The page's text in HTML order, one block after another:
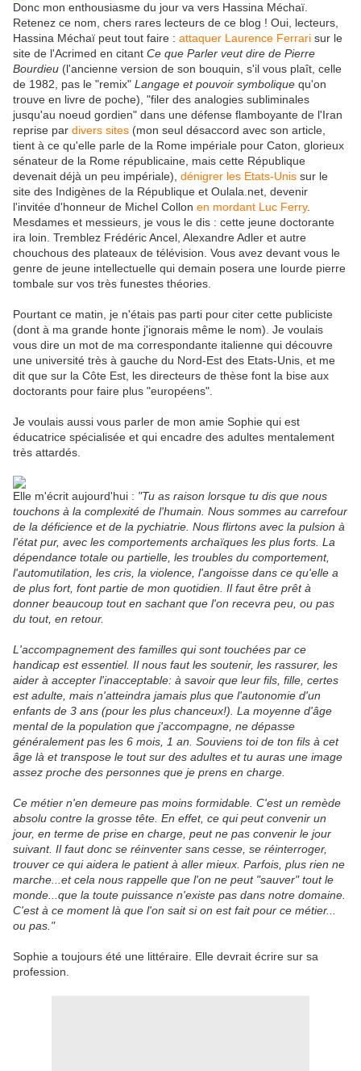
Donc mon enthousiasme du jour va vers Hassina Méchaï.
Retenez ce nom, chers rares lecteurs de ce blog ! Oui, lecteurs,
Hassina Méchaï peut tout faire : attaquer Laurence Ferrari sur le
site de l'Acrimed en citant Ce que Parler veut dire de Pierre
Bourdieu (l'ancienne version de son bouquin, s'il vous plaît, celle
de 1982, pas le "remix" Langage et pouvoir symbolique qu'on
trouve en livre de poche), "filer des analogies subliminales
jusqu'au noeud gordien" dans une défense flamboyante de l'Iran
reprise par divers sites (mon seul désaccord avec son article,
tient à ce qu'elle parle de la Rome impériale pour Caton, glorieux
sénateur de la Rome républicaine, mais cette République
devenait déjà un peu impériale), dénigrer les Etats-Unis sur le
site des Indigènes de la République et Oulala.net, devenir
l'invitée d'honneur de Michel Collon en mordant Luc Ferry.
Mesdames et messieurs, je vous le dis : cette jeune doctorante
ira loin. Tremblez Frédéric Ancel, Alexandre Adler et autre
chouchous des plateaux de télévision. Vous avez devant vous le
genre de jeune intellectuelle qui demain posera une lourde pierre
tombale sur vos très funestes théories.
Pourtant ce matin, je n'étais pas parti pour citer cette publiciste
(dont à ma grande honte j'ignorais même le nom). Je voulais
vous dire un mot de ma correspondante italienne qui découvre
une université très à gauche du Nord-Est des Etats-Unis, et me
dit que sur la Côte Est, les directeurs de thèse font la bise aux
doctorants pour faire plus "européens".
Je voulais aussi vous parler de mon amie Sophie qui est
éducatrice spécialisée et qui encadre des adultes mentalement
très attardés.
Elle m'écrit aujourd'hui : "Tu as raison lorsque tu dis que nous
touchons à la complexité de l'humain. Nous sommes au carrefour
de la déficience et de la pychiatrie. Nous flirtons avec la pulsion à
l'état pur, avec les comportements archaïques les plus forts. La
dépendance totale ou partielle, les troubles du comportement,
l'automutilation, les cris, la violence, l'angoisse dans ce qu'elle a
de plus fort, font partie de mon quotidien. Il faut être prêt à
donner beaucoup tout en sachant que l'on recevra peu, ou pas
du tout, en retour.
L'accompagnement des familles qui sont touchées par ce
handicap est essentiel. Il nous faut les soutenir, les rassurer, les
aider à accepter l'inacceptable: à savoir que leur fils, fille, certes
est adulte, mais n'atteindra jamais plus que l'autonomie d'un
enfants de 3 ans (pour les plus chanceux!). La moyenne d'âge
mental de la population que j'accompagne, ne dépasse
généralement pas les 6 mois, 1 an. Souviens toi de ton fils à cet
âge là et transpose le tout sur des adultes et tu auras une image
assez proche des personnes que je prens en charge.
Ce métier n'en demeure pas moins formidable. C'est un remède
absolu contre la grosse tête. En effet, ce qui peut convenir un
jour, en terme de prise en charge, peut ne pas convenir le jour
suivant. Il faut donc se réinventer sans cesse, se réinterroger,
trouver ce qui aidera le patient à aller mieux. Parfois, plus rien ne
marche...et cela nous rappelle que l'on ne peut "sauver" tout le
monde...que la toute puissance n'existe pas dans notre domaine.
C'est à ce moment là que l'on sait si on est fait pour ce métier...
ou pas."
Sophie a toujours été une littéraire. Elle devrait écrire sur sa
profession.